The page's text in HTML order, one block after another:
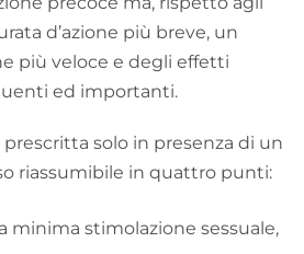
d’azione più breve, un
più veloce e degli effetti
ed importanti.
solo in presenza di un
riassumibile in quattro punti:
minima stimolazione sessuale,